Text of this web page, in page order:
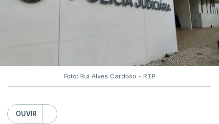
Foto: Rui Alves Cardoso - RTP
OUVIR